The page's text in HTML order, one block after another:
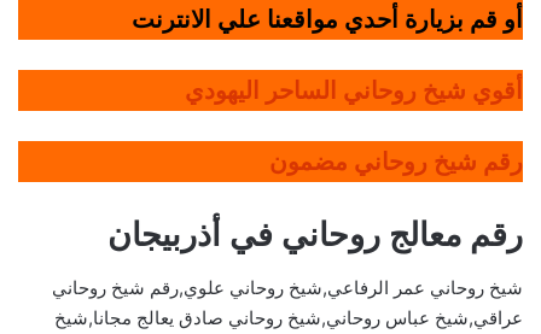
أو قم بزيارة أحدي مواقعنا علي الانترنت
أقوي شيخ روحاني الساحر اليهودي
رقم شيخ روحاني مضمون
رقم معالج روحاني في أذربيجان
شيخ روحاني عمر الرفاعي,شيخ روحاني علوي,رقم شيخ روحاني
عراقي,شيخ عباس روحاني,شيخ روحاني صادق يعالج مجانا,شيخ